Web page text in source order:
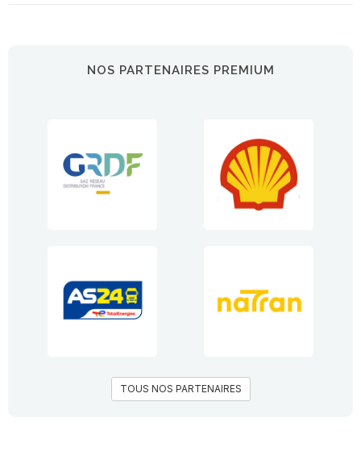
NOS PARTENAIRES PREMIUM
TOUS NOS PARTENAIRES